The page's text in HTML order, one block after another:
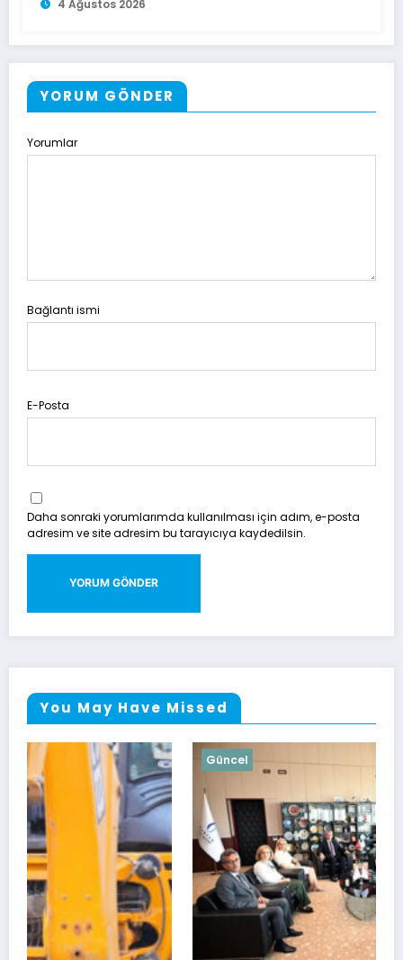
4 Ağustos 2026
YORUM GÖNDER
Yorumlar
Bağlantı ismi
E-Posta
Daha sonraki yorumlarımda kullanılması için adım, e-posta
adresim ve site adresim bu tarayıcıya kaydedilsin.
You May Have Missed
Güncel